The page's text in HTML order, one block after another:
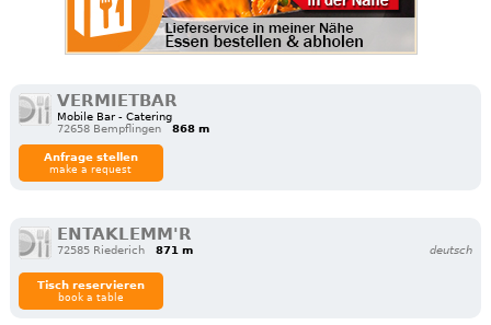
VERMIETBAR
Mobile Bar - Catering
72658 Bempflingen
868 m
Anfrage stellen
make a request
ENTAKLEMM'R
72585 Riederich 871 m deutsch
Tisch reservieren
book a table